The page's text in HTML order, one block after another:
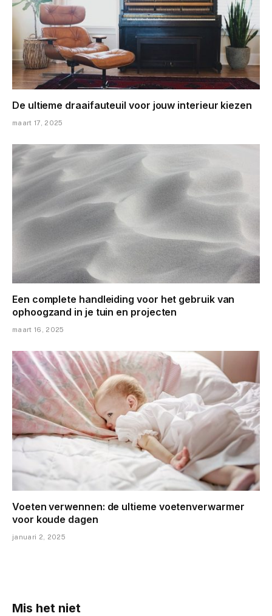
De ultieme draaifauteuil voor jouw interieur kiezen
maart 17, 2025
Een complete handleiding voor het gebruik van
ophoogzand in je tuin en projecten
maart 16, 2025
Voeten verwennen: de ultieme voetenverwarmer
voor koude dagen
januari 2, 2025
Mis het niet